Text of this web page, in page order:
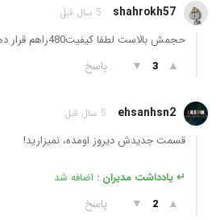
shahrokh57 5 سال قبل
حجمش بالاست لطفا کیفیت480راهم قرار دهید.یافرمت ایکس265
▲
3
▼ پاسخ
ehsanhsn2 5 سال قبل
قسمت جدیدش دیروز اومده، نمیزارید!
↵ یادداشت مدیران : اضافه شد
▲
2
▼ پاسخ